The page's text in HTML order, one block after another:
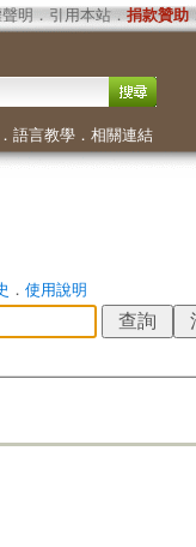
明 ． 引用本站． 捐款贊助
語言教學． 相關連結
． 使用說明